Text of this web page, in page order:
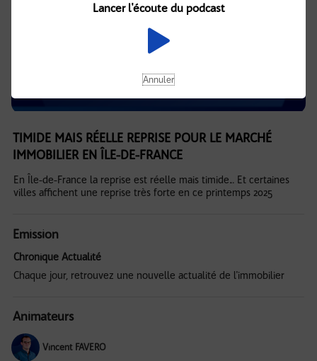
TIMIDE MAIS RÉELLE REPRISE POUR LE MARCHÉ
IMMOBILIER EN ÎLE-DE-FRANCE
En Île-de-France la reprise est réelle mais timide… Et certaines
villes affichent une reprise très forte en ce printemps 2025
Emission
Chronique Actualité
Chaque jour, retrouvez une nouvelle actualité de l'immobilier
Animateurs
Vincent FAVERO
Lancer l'écoute du podcast
Annuler